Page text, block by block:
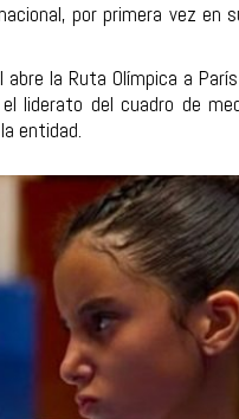
por primera vez en
la Ruta Olímpica a
liderato del cuadro de
entidad.